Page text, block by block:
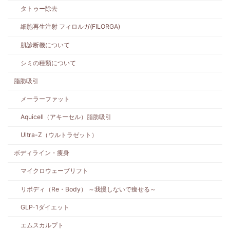
タトゥー除去
細胞再生注射 フィロルガ(FILORGA)
肌診断機について
シミの種類について
脂肪吸引
メーラーファット
Aquicell（アキーセル）脂肪吸引
Ultra-Z（ウルトラゼット）
ボディライン・痩身
マイクロウェーブリフト
リボディ（Re・Body） ～我慢しないで痩せる～
GLP-1ダイエット
エムスカルプト